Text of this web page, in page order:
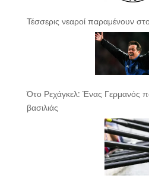
Τέσσερις νεαροί παραμένουν
Ότο Ρεχάγκελ: Ένας Γερμανός
βασιλιάς